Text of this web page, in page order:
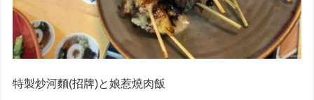
特製炒河麵(招牌)と娘惹燒肉飯